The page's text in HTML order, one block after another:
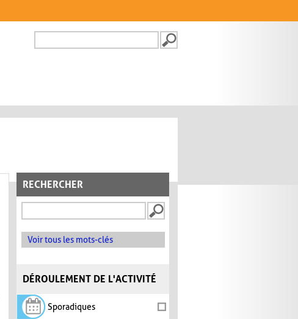
FORMULAIRE DE
RECHERCHER
Voir tous les mots-clés
DÉROULEMENT DE L'ACTIVITÉ
Sporadiques